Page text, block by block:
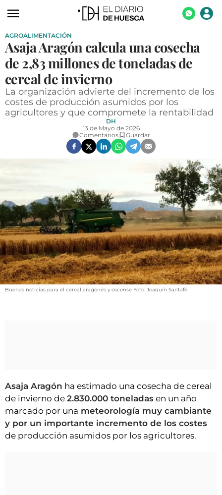
ACTUALIDAD
ECONOMÍA
TECNOLOGÍA
TURISMO
AGROALIMENTACIÓN
GALERÍAS
VÍDEOS
CONTACTAR
FIESTAS EN EL ALTO ARAGÓN
FIESTAS DE SAN LORENZO
CLUB DEL AMIGO MILITANTE
INICIAR SESIÓN
AGROALIMENTACIÓN
Asaja Aragón calcula una cosecha
de 2,83 millones de toneladas de
cereal de invierno
La organización advierte del incremento de los
costes de producción asumidos por los
agricultores y que compromete la rentabilidad
DH
13 de Mayo de 2026
Comentarios
Guardar
Buenas noticias para el cereal aragonés y oscense Foto: Joaquín Santafé
Asaja Aragón ha estimado una cosecha de cereal
de invierno de 2.830.000 toneladas en un año
marcado por una meteorología muy cambiante
y por un importante incremento de los costes
de producción asumidos por los agricultores.